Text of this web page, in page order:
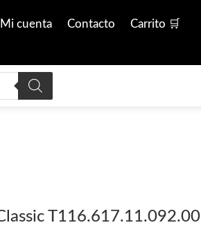
Mi cuenta Contacto Carrito 🛒
T116.617.11.092.00